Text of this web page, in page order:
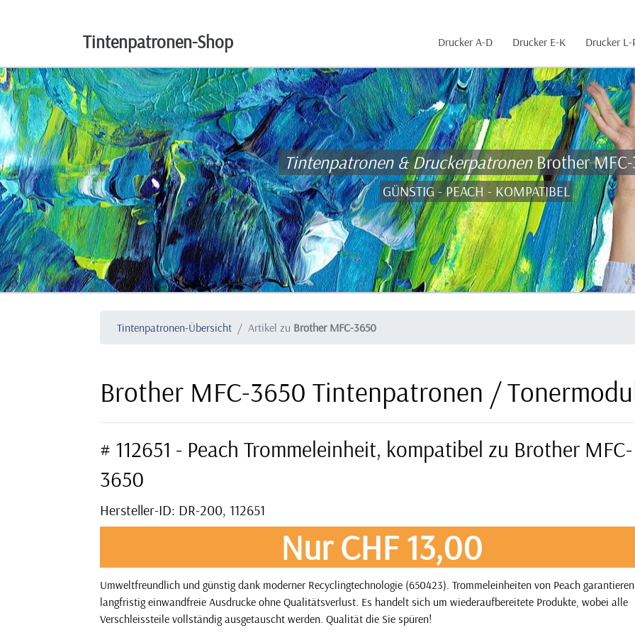
Tintenpatronen-Shop Drucker A-D Drucker E-K Drucker L-
Tintenpatronen & Druckerpatronen Brother
GÜNSTIG - PEACH - KOMPATIBEL
Tintenpatronen-Übersicht Artikel zu Brother MFC-3650
Brother MFC-3650 Tintenpatronen /
# 112651 - Peach Trommeleinheit, kompatibel zu Brother MFC-
3650
Hersteller-ID: DR-200, 112651
Nur CHF 13,00
Umweltfreundlich und günstig dank moderner Recyclingtechnologie (650423). Trommeleinheiten von Peach garantieren
langfristig einwandfreie Ausdrucke ohne Qualitätsverlust. Es handelt sich um wiederaufbereitete Produkte, wobei alle
Verschleissteile vollständig ausgetauscht werden. Qualität die Sie spüren!